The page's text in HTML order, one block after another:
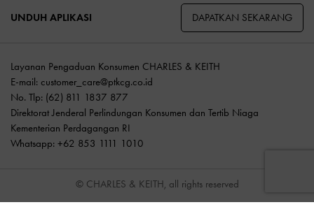
UNDUH APLIKASI DAPATKAN SEKARANG
Layanan Pengaduan Konsumen CHARLES & KEITH
E-mail: customer_care@ptkcg.co.id
No. Tlp: (62) 811 1837 877
Direktorat Jenderal Perlindungan Konsumen dan Tertib Niaga
Kementerian Perdagangan RI
Whatsapp: +62 853 1111 1010
© CHARLES & KEITH, all rights reserved